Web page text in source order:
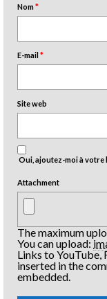
Nom*
E-mail*
Site web
Oui, ajoutez-moi à votre
Attachment
The maximum
You can upload:
Links to
inserted in the
embedded.